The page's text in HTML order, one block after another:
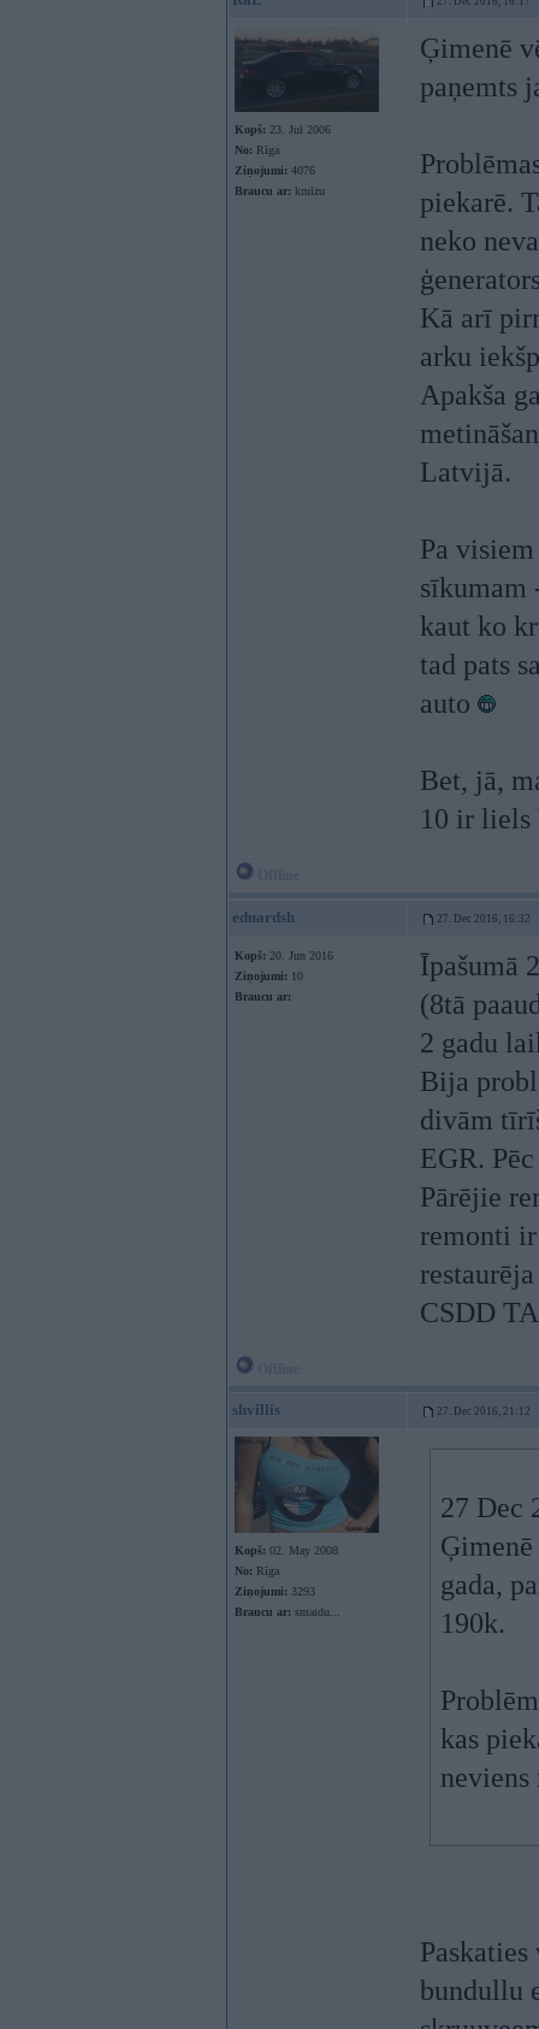
Kopš: 23. Jul 2006
No: Rīga
Ziņojumi: 4076
Braucu ar: kruīzu
Ģimenē
paņemts
piekarē.
neko
Kā arī
arku
Apakša
Latvijā.
Pa
sīkumam
kaut ko
tad pats
auto
Bet, jā,
10 ir liels
eduardsh 27. Dec 2016, 16:32
Kopš: 20. Jun 2016
Ziņojumi: 10
Braucu ar:
Īpašumā
(8tā
2 gadu
Bija
divām
EGR.
Pārējie
remonti
CSDD
shvillis 27. Dec 2016, 21:12
Kopš: 02. May 2008
No: Rīga
Ziņojumi: 3293
Braucu ar: smaidu...
27 Dec
gada,
190k.
kas
neviens
bundullu